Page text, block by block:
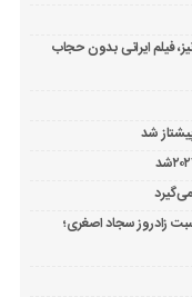
فیلم ایرانی بدون حجاب
زادروز سجاد اصغری؛